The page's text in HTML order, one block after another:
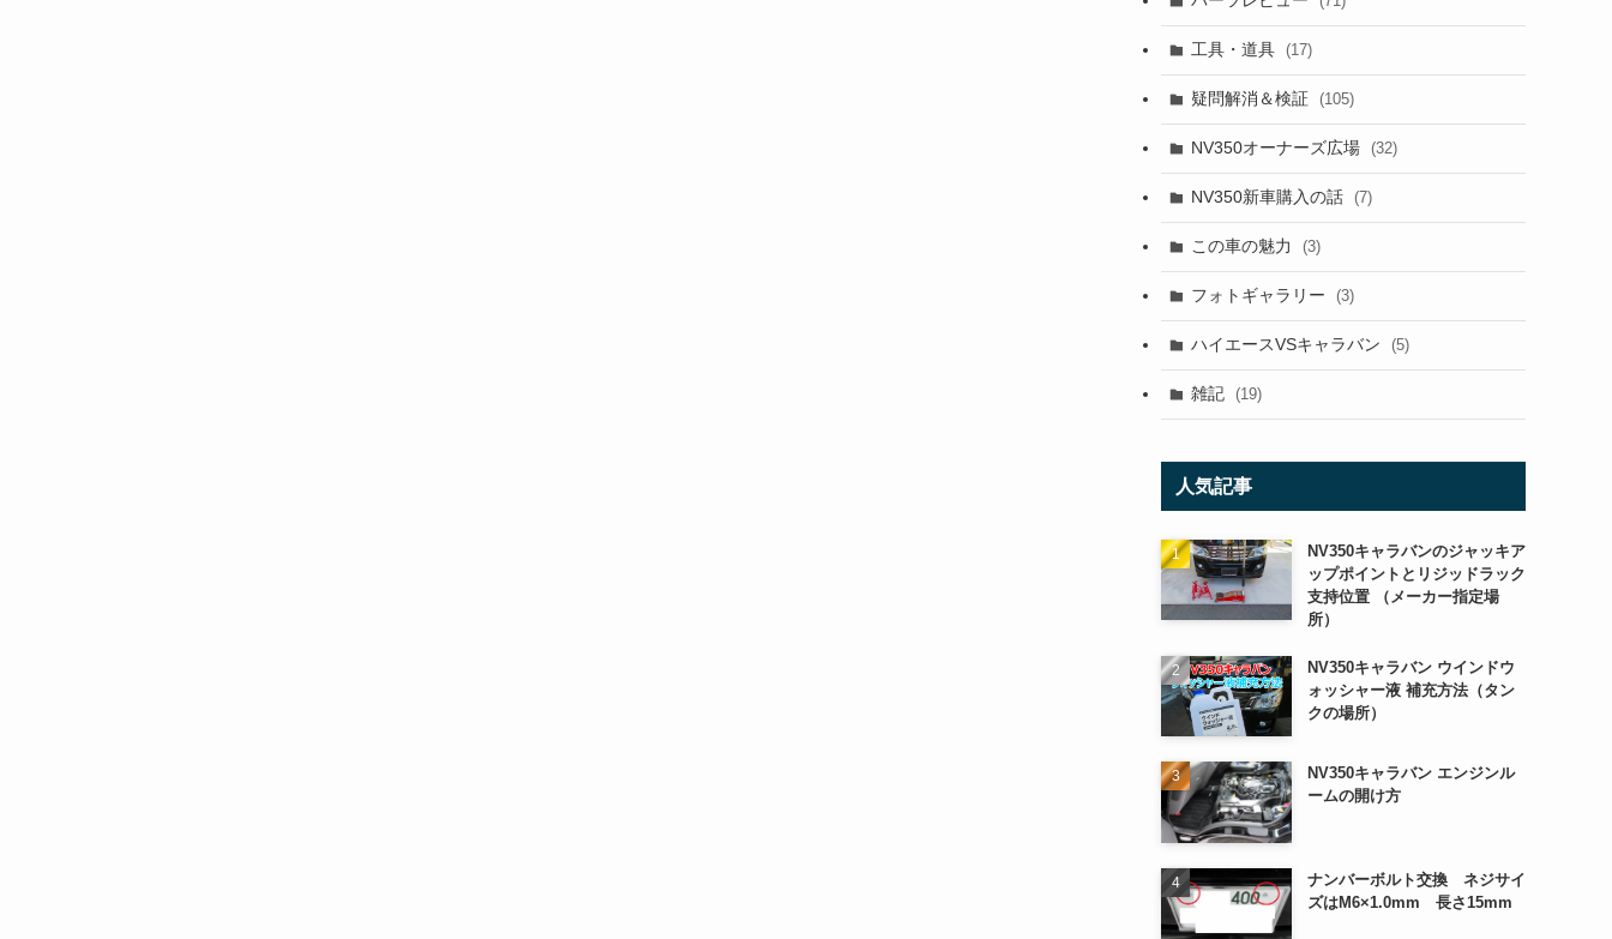
工具・道具 (17)
疑問解消＆検証 (105)
NV350オーナーズ広場 (32)
NV350新車購入の話 (7)
この車の魅力 (3)
フォトギャラリー (3)
ハイエースVSキャラバン (5)
雑記 (19)
人気記事
NV350キャラバンのジャッキア
ップポイントとリジッドラック
支持位置 （メーカー指定場
所）
NV350キャラバン ウインドウ
ォッシャー液 補充方法（タン
クの場所）
NV350キャラバン エンジンル
ームの開け方
ナンバーボルト交換 ネジサイ
ズはM6×1.0mm 長さ15mm